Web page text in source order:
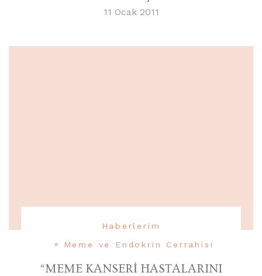
11 Ocak 2011
Haberlerim
Meme ve Endokrin Cerrahisi
“MEME KANSERİ HASTALARINI